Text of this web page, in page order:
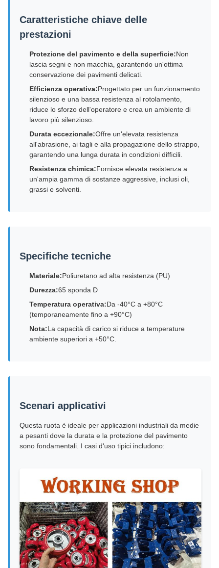
Caratteristiche chiave delle
prestazioni
Protezione del pavimento e della superficie:Non
lascia segni e non macchia, garantendo un'ottima
conservazione dei pavimenti delicati.
Efficienza operativa:Progettato per un funzionamento
silenzioso e una bassa resistenza al rotolamento,
riduce lo sforzo dell'operatore e crea un ambiente di
lavoro più silenzioso.
Durata eccezionale:Offre un'elevata resistenza
all'abrasione, ai tagli e alla propagazione dello strappo,
garantendo una lunga durata in condizioni difficili.
Resistenza chimica:Fornisce elevata resistenza a
un'ampia gamma di sostanze aggressive, inclusi oli,
grassi e solventi.
Specifiche tecniche
Materiale:Poliuretano ad alta resistenza (PU)
Durezza:65 sponda D
Temperatura operativa:Da -40°C a +80°C
(temporaneamente fino a +90°C)
Nota:La capacità di carico si riduce a temperature
ambiente superiori a +50°C.
Scenari applicativi
Questa ruota è ideale per applicazioni industriali da medie
a pesanti dove la durata e la protezione del pavimento
sono fondamentali. I casi d'uso tipici includono: